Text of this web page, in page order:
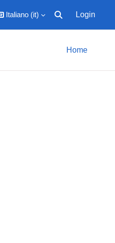
Italiano ‎(it)‎
Attiva/disattiva
Login
Home